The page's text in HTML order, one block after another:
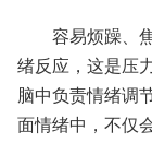
容易烦躁、
绪反应，这是压
脑中负责情绪调
面情绪中，不仅